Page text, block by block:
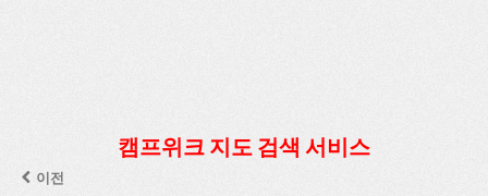
캠프위크 지도 검색 서비스
이전